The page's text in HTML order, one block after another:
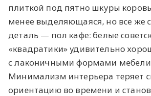
плиткой под пятно шкуры
менее выделяющаяся, но все же
деталь — пол кафе: белые
«квадратики» удивительно
с лаконичными формами
Минимализм интерьера теряет
ориентацию во времени и